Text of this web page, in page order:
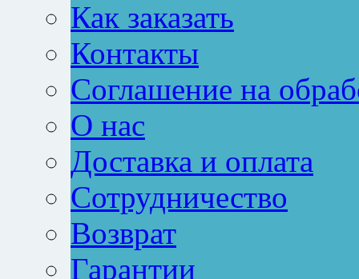
Как заказать
Контакты
Соглашение на
О нас
Доставка и оплата
Сотрудничество
Возврат
Гарантии